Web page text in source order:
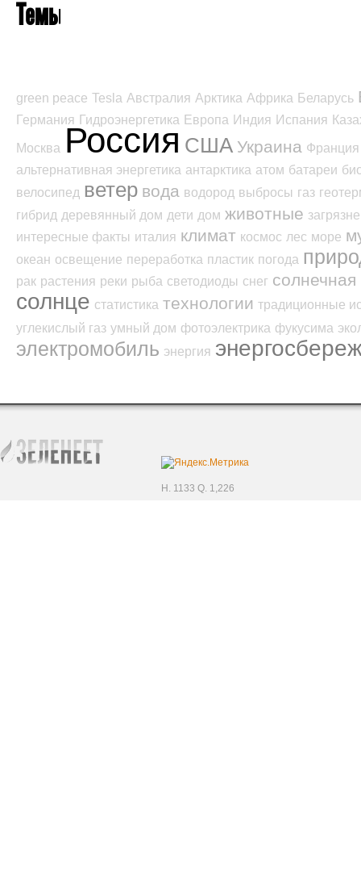
Темы
green peace Tesla Австралия Арктика Африка Беларусь
Германия Гидроэнергетика Европа Индия Испания
Москва Россия США Украина Франция
альтернативная энергетика антарктика атом батареи
велосипед ветер вода водород выбросы газ
гибрид деревянный дом дети дом животные
интересные факты италия климат космос лес море
океан освещение переработка пластик погода
рак растения реки рыба светодиоды снег солнечная
солнце статистика технологии традиционные
углекислый газ умный дом фотоэлектрика фукусима
электромобиль энергия
H. 1133 Q. 1,226